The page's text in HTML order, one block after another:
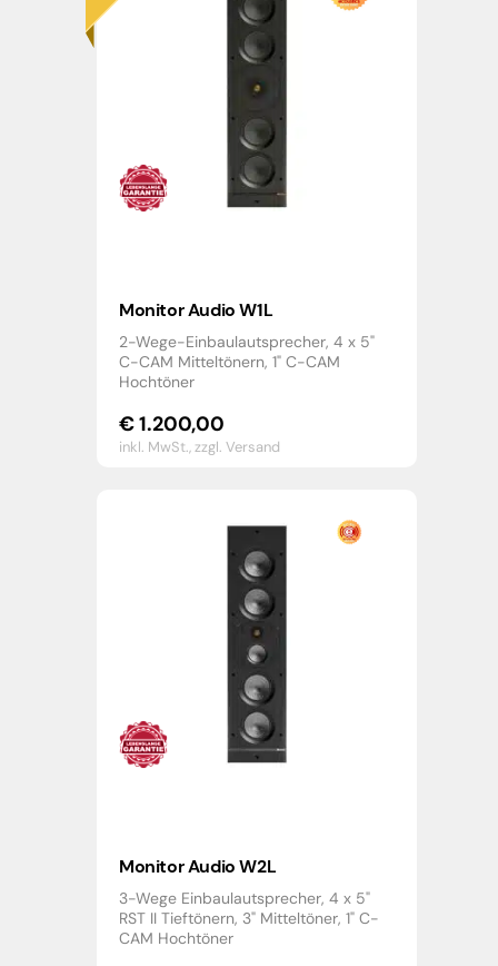
Monitor Audio W1L
2-Wege-Einbaulautsprecher, 4 x 5"
C-CAM Mitteltönern, 1" C-CAM
Hochtöner
€1.200,00
inkl. MwSt.,zzgl. Versand
Monitor Audio W2L
3-Wege Einbaulautsprecher, 4 x 5"
RST II Tieftönern, 3" Mitteltöner, 1" C-
CAM Hochtöner